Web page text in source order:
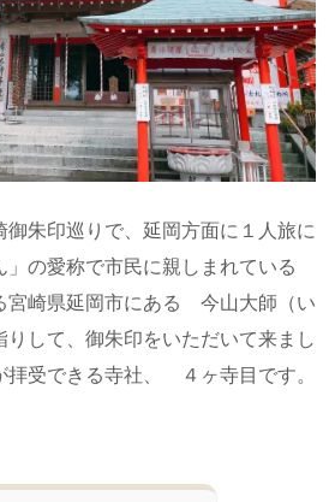
朱印巡りで、延岡方面に１人旅に
」の愛称で市民に親しまれている
宮崎県延岡市にある 今山大師（い
りして、御朱印をいただいて来まし
拝受できる寺社、 ４ヶ寺目です。